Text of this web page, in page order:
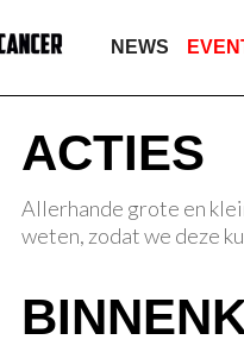
NEWS
ACTIES
Allerhande grote en
weten, zodat we deze